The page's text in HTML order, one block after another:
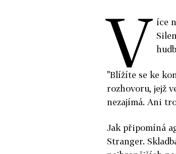
V íce
"Blížíte se ke
rozhovoru, jejž
nezajímá. Ani
Jak připomíná
Stranger.